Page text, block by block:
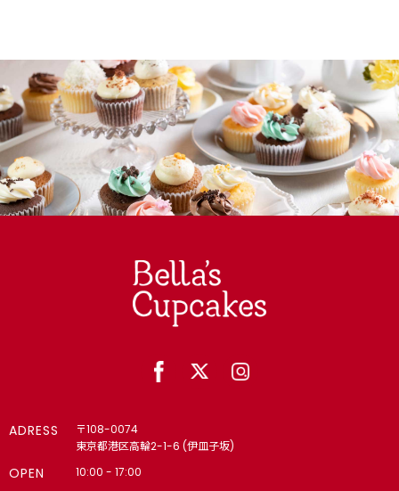
ADRESS
〒108-0074
東京都港区高輪2-1-6 (伊皿子坂)
OPEN 10:00 - 17:00